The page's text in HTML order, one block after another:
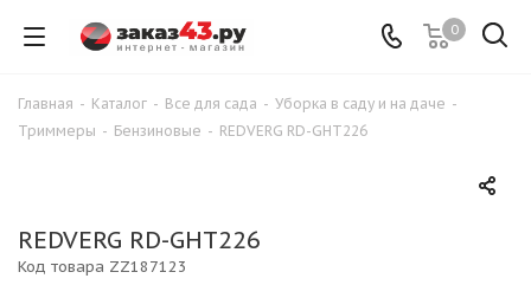
0
Главная - Каталог - Все для сада - Уборка в саду и на даче -
Триммеры - Бензиновые - REDVERG RD-GHT226
REDVERG RD-GHT226
Код товара ZZ187123